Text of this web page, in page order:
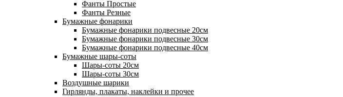
Фанты Простые
Фанты Резные
Бумажные фонарики
Бумажные фонарики подвесные 20см
Бумажные фонарики подвесные 30см
Бумажные фонарики подвесные 40см
Бумажные шары-соты
Шары-соты 20см
Шары-соты 30см
Воздушные шарики
Гирлянды, плакаты, наклейки и прочее